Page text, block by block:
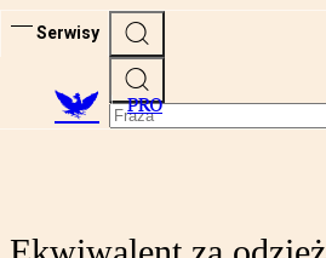
Serwisy
PRO